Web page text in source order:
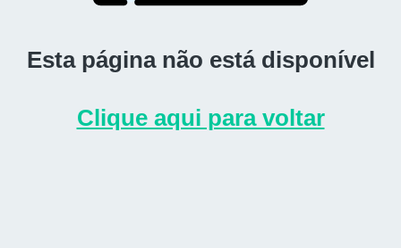
Esta página não está disponível
Clique aqui para voltar